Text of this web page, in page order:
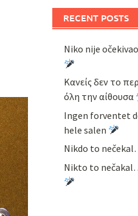
RECENT POSTS
Niko nije
Κανείς δεν το
όλη την αίθουσα
Ingen forventet
hele salen
Nikdo to
Nikto to